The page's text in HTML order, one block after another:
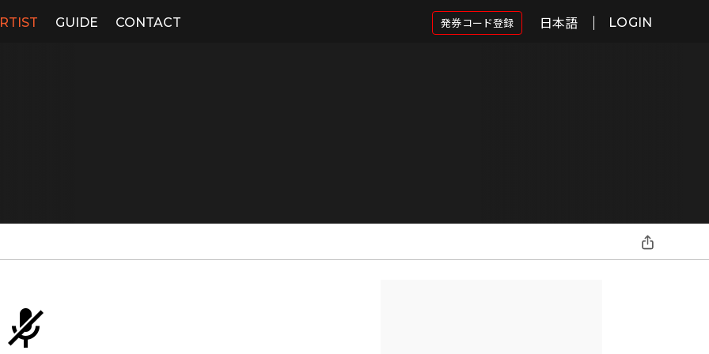
GUIDE CONTACT 発券コード登録 日本語 LOGIN